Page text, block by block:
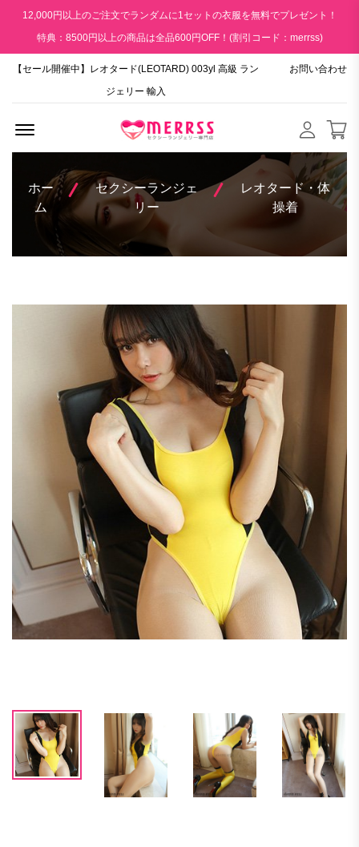
12,000円以上のご注文でランダムに1セットの衣服を無料でプレゼント！
特典：8500円以上の商品は全品600円OFF！(割引コード：merrss)
【セール開催中】レオタード(LEOTARD) 003yl 高級 ラン
ジェリー 輸入
お問い合わせ
ホー
ム
セクシーランジェ
リー
レオタード・体
操着